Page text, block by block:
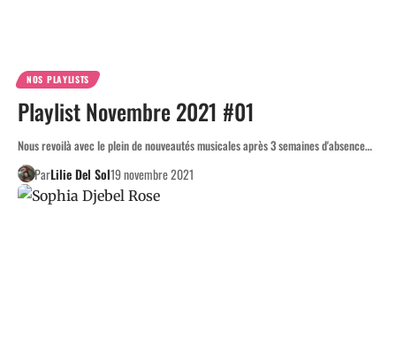
NOS PLAYLISTS
Playlist Novembre 2021 #01
Nous revoilà avec le plein de nouveautés musicales après 3 semaines d'absence…
ParLilie Del Sol19 novembre 2021